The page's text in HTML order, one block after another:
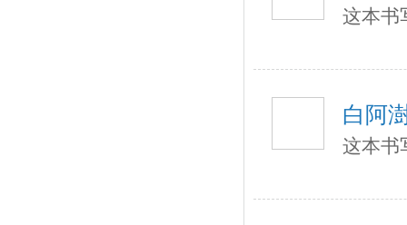
这本书
白阿
这本书